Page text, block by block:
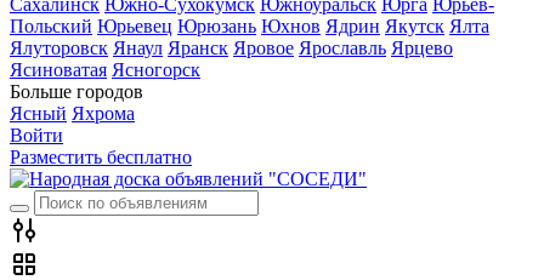
Сахалинск Южно-Сухокумск Южноуральск Юрга Юрьев-
Польский Юрьевец Юрюзань Юхнов Ядрин Якутск Ялта
Ялуторовск Янаул Яранск Яровое Ярославль Ярцево
Ясиноватая Ясногорск
Больше городов
Ясный Яхрома
Войти
Разместить бесплатно